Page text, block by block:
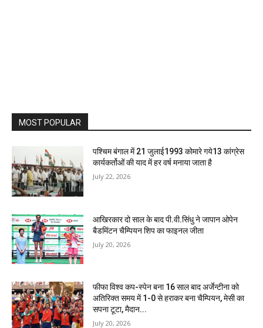
MOST POPULAR
पश्चिम बंगाल में 21 जुलाई1993 कोमारे गये13 कांग्रेस
कार्यकर्तोओं की याद में हर वर्ष मनाया जाता है
July 22, 2026
आखिरकार दो साल के बाद पी.वी.सिंधु ने जापान ओपेन
बैडमिंटन चैम्पियन शिप का फाइनल जीता
July 20, 2026
फीफा विश्व कप-स्पेन बना 16 साल बाद अर्जेन्टीना को
अतिरिक्त समय में 1-0 से हराकर बना चैम्पियन, मेसी का
सपना टूटा, मैदान...
July 20, 2026